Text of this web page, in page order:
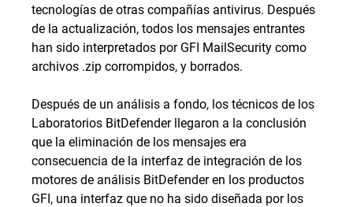
tecnologías de otras compañías antivirus. Después
de la actualización, todos los mensajes entrantes
han sido interpretados por GFI MailSecurity como
archivos .zip corrompidos, y borrados.
Después de un análisis a fondo, los técnicos de los
Laboratorios BitDefender llegaron a la conclusión
que la eliminación de los mensajes era
consecuencia de la interfaz de integración de los
motores de análisis BitDefender en los productos
GFI, una interfaz que no ha sido diseñada por los